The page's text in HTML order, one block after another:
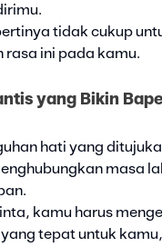
tidak cukup
rasa ini pada kamu.
yang Bikin
hati yang
masa
kamu harus
tepat untuk